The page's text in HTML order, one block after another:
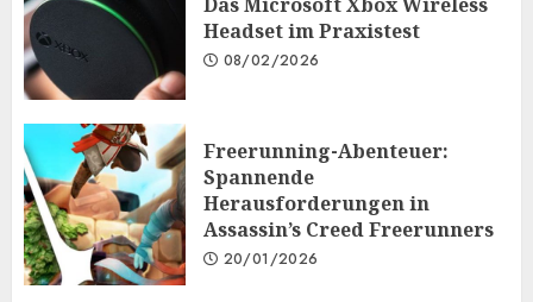
Headset im Praxistest
08/02/2026
Freerunning-Abenteuer:
Spannende
Herausforderungen in
Assassin’s Creed Freerunners
20/01/2026